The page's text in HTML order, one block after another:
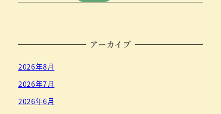
アーカイブ
2026年8月
2026年7月
2026年6月